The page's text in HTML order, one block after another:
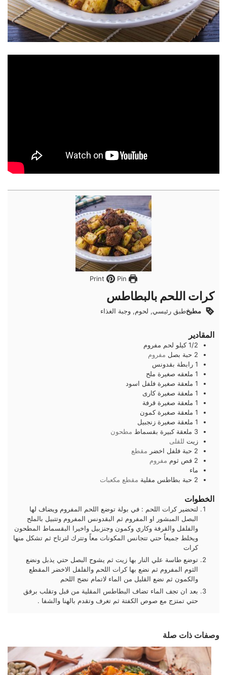
Pin
كرات اللحم بالبطاطس
مطبخطبق رئيسي, لحوم, وجبة الغذاء
المقادير
1/2 كيلو لحم مفروم
2 حبة بصل مفروم
1 رابطة بقدونس
1 ملعقه صغيرة ملح
1 ملعقة صغيرة فلفل اسود
1 ملعقة صغيرةكارى
1 ملعقة صغيرة قرفة
1 ملعقة صغيرة كمون
1 ملعقة صغيرة زنجبيل
3 ملعقة كبيرة بقسماط مطحون
زيت للقلى
2 حبة فلفل اخضر مقطع
2 فص ثوم مفروم
ماء
2 حبة بطاطس مقلية مقطع مكعبات
الخطوات
لتحضير كرات اللحم : في بولة توضع اللحم المفروم ويضاف لها
البصل المبشور او المفروم ثم البقدونس المفروم وتتبيل بالملح
والفلفل والقرفة وكاري وكمون وجنزبيل واخيرا البقسماط المطحون
ويخلط جميعاً حتي تتجانس المكونات معاً وتترك لترتاح ثم تشكل منها
كرات
توضع طاسة علي النار بها زيت ثم يشوح البصل حتي يذبل ونضع
الثوم المفروم ثم نضع بها كرات اللحم والفلفل الاخضر المقطع
والكمون ثم نضع القليل من الماء لاتمام نضج اللحم
بعد ان تجف الماء تضاف البطاطس المقلية من قبل وتقلب برفق
حتي تمتزج مع صوص الكفتة ثم تغرف وتقدم بالهنا والشفا .
وصفات ذات صلة